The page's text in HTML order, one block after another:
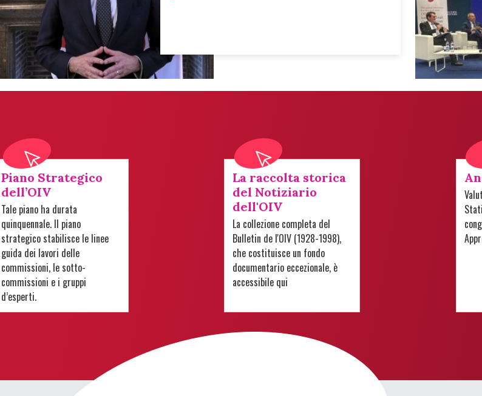
Piano Strategico
dell’OIV
Tale piano ha durata
quinquennale. Il piano
strategico stabilisce le linee
guida dei lavori delle
commissioni, le sotto-
commissioni e i gruppi
d’esperti.
La raccolta storica
del Notiziario
dell'OIV
La collezione completa del
Bulletin de l'OIV (1928-1998),
che costituisce un fondo
documentario eccezionale, è
accessibile qui